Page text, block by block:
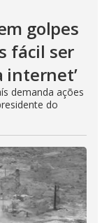
golpes
fácil ser
internet’
demanda ações
do